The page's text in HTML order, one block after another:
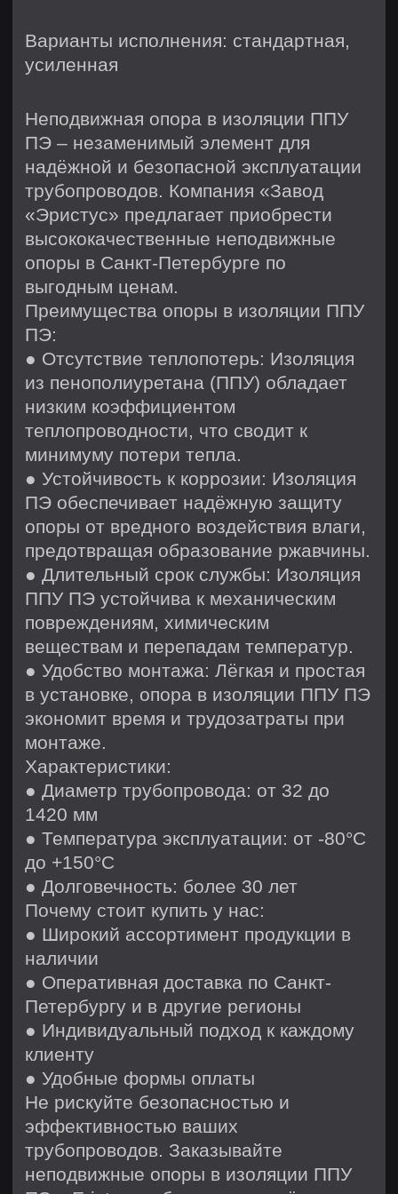
Заказать
в установке, опора в изоляции ППУ ПЭ
экономит время и трудозатраты при
монтаже.
● Диаметр трубопровода: от 32 до
1420 мм
● Температура эксплуатации: от -80°C
до +150°C
● Долговечность: более 30 лет
Почему стоит купить у нас:
● Широкий ассортимент продукции в
наличии
● Оперативная доставка по Санкт-
Петербургу и в другие регионы
● Индивидуальный подход к каждому
клиенту
● Удобные формы оплаты
Не рискуйте безопасностью и
эффективностью ваших
трубопроводов. Заказывайте
неподвижные опоры в изоляции ППУ
ПЭ в Eristys и обеспечьте надёжную
эксплуатацию на долгие годы.
Наша продукция
Трубы в ППУ изоляции
Скользящие опоры
Комплекты заделки стыков
Подготовка сырья и входной
контроль
Отгрузка и доставка
Этапы производства
Сварка, сборка и ППУ
изоляция
Маркировка и контроль
качества